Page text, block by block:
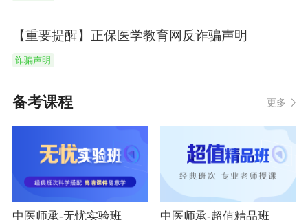
【重要提醒】正保医学教育网反诈骗声明
诈骗声明
备考课程 更多
中医师承-无忧实验班 中医师承-超值精品班